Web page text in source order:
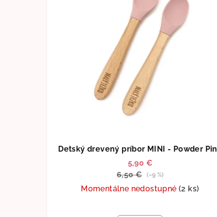
Detský drevený príbor MINI - Powder
5,90 €
6,50 €
(–9 %)
Momentálne nedostupné (2 ks)